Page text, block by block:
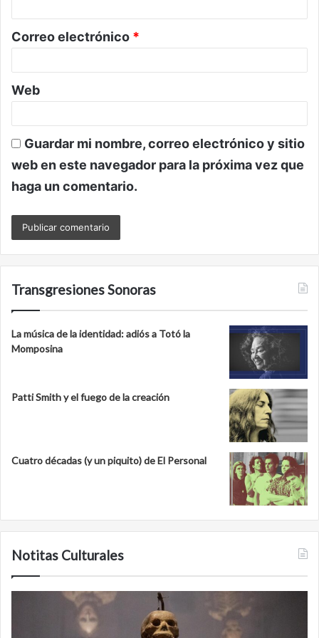
o
*
Correo electrónico *
Web
Guardar mi nombre, correo electrónico y sitio
web en este navegador para la próxima vez que
haga un comentario.
Transgresiones Sonoras
La música de la identidad: adiós a Totó la
Momposina
Patti Smith y el fuego de la creación
Cuatro décadas (y un piquito) de El Personal
Notitas Culturales
Minanbé,